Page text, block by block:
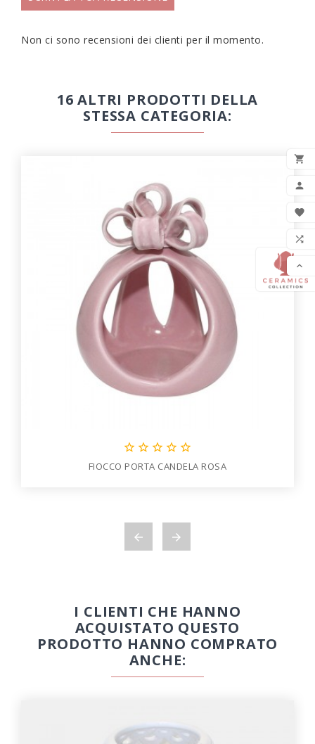





Non ci sono recensioni dei clienti per il momento.
16 ALTRI PRODOTTI DELLA
STESSA CATEGORIA:
    
FIOCCO PORTA CANDELA ROSA
 
I CLIENTI CHE HANNO
ACQUISTATO QUESTO
PRODOTTO HANNO COMPRATO
ANCHE: